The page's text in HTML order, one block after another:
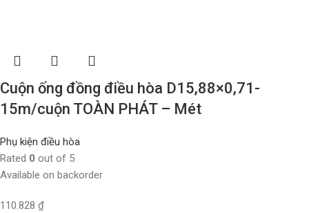
Cuộn ống đồng điều hòa D15,88×0,71-
15m/cuộn TOÀN PHÁT – Mét
Phụ kiện điều hòa
Rated 0 out of 5
Available on backorder
110.828 ₫